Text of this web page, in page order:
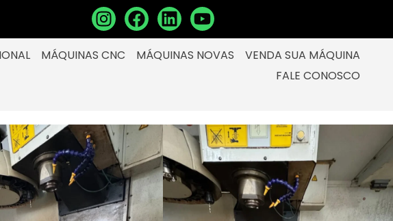
MÁQUINAS CNC MÁQUINAS NOVAS
VENDA SUA MÁQUINA
FALE CONOSCO